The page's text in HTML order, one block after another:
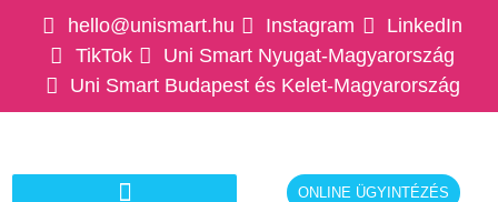
hello@unismart.hu Instagram
LinkedIn
TikTok
Uni Smart Nyugat-Magyarország
Uni Smart Budapest és Kelet-Magyarország
ONLINE ÜGYINTÉZÉS